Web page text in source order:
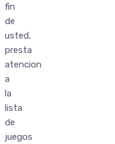
fin
de
usted,
presta
atencion
a
la
lista
de
juegos